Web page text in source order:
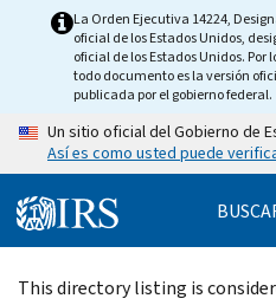
La Orden Ejecutiva 14224,
oficial de los Estados Unidos,
oficial de los Estados Unidos.
todo documento es la versión
publicada por el gobierno federal.
Un sitio oficial del Gobierno de
Así es como usted puede
Beginning
This directory listing is